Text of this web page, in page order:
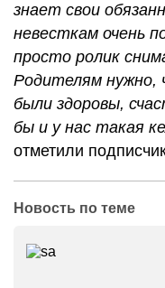
знает свои
невесткам очень
просто ролик
Родителям нужно,
были здоровы,
бы и у нас такая
отметили
Новость по теме